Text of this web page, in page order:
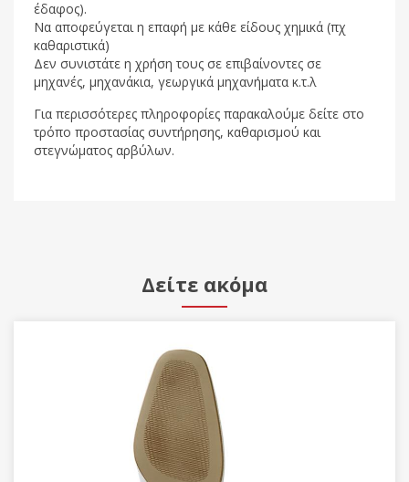
έδαφος).
Να αποφεύγεται η επαφή με κάθε είδους χημικά (πχ
καθαριστικά)
Δεν συνιστάτε η χρήση τους σε επιβαίνοντες σε
μηχανές, μηχανάκια, γεωργικά μηχανήματα κ.τ.λ
Για περισσότερες πληροφορίες παρακαλούμε δείτε στο
τρόπο προστασίας συντήρησης, καθαρισμού και
στεγνώματος αρβύλων.
Δείτε ακόμα